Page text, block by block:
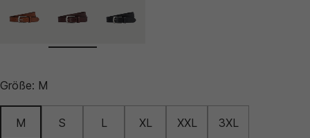
Größe: M
M S L XL XXL 3XL